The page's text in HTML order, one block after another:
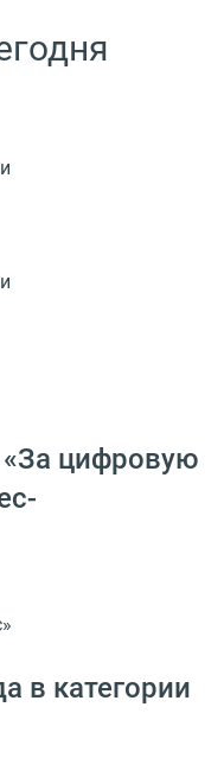
цифровую
в категории